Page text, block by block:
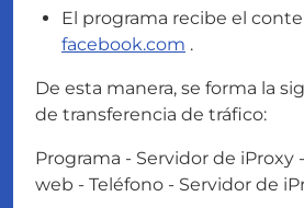
El programa recibe el
facebook.com .
De esta manera, se forma la
de transferencia de tráfico:
Programa - Servidor de iProxy
web - Teléfono - Servidor de